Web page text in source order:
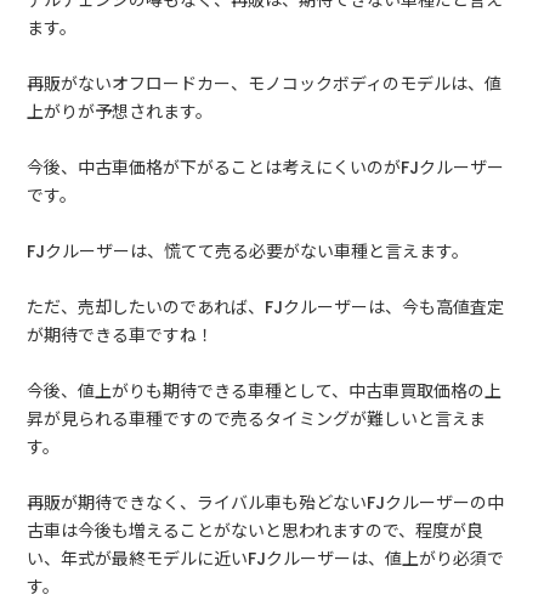
ます。
再販がないオフロードカー、モノコックボディのモデルは、値
上がりが予想されます。
今後、中古車価格が下がることは考えにくいのがFJクルーザー
です。
FJクルーザーは、慌てて売る必要がない車種と言えます。
ただ、売却したいのであれば、FJクルーザーは、今も高値査定
が期待できる車ですね！
今後、値上がりも期待できる車種として、中古車買取価格の上
昇が見られる車種ですので売るタイミングが難しいと言えま
す。
再販が期待できなく、ライバル車も殆どないFJクルーザーの中
古車は今後も増えることがないと思われますので、程度が良
い、年式が最終モデルに近いFJクルーザーは、値上がり必須で
す。